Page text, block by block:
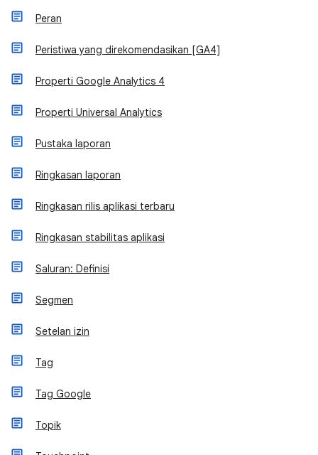
Peran
Peristiwa yang direkomendasikan [GA4]
Properti Google Analytics 4
Properti Universal Analytics
Pustaka laporan
Ringkasan laporan
Ringkasan rilis aplikasi terbaru
Ringkasan stabilitas aplikasi
Saluran: Definisi
Segmen
Setelan izin
Tag
Tag Google
Topik